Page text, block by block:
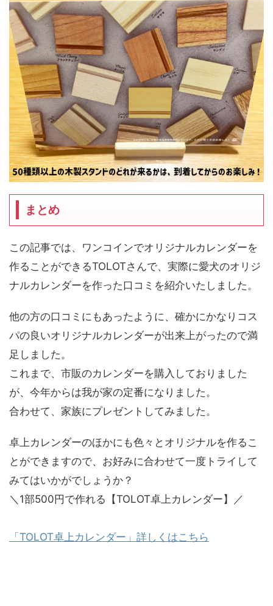
まとめ
この記事では、ワンコインでオリジナルカレンダーを
作ることができるTOLOTさんで、実際に愛犬のオリジ
ナルカレンダーを作った口コミを紹介いたしました。
他の方の口コミにもあったように、確かにかなりコス
パの良いオリジナルカレンダーが出来上がったので満
足しました。
これまで、市販のカレンダーを購入しておりました
が、今年からは我が家の定番になりました。
合わせて、家族にプレゼントしてみました。
卓上カレンダーのほかにも色々とオリジナルを作るこ
とができますので、お好みに合わせて一度トライして
みてはいかがでしょうか？
＼1部500円で作れる【TOLOT卓上カレンダー】／
「TOLOT卓上カレンダー」詳しくはこちら